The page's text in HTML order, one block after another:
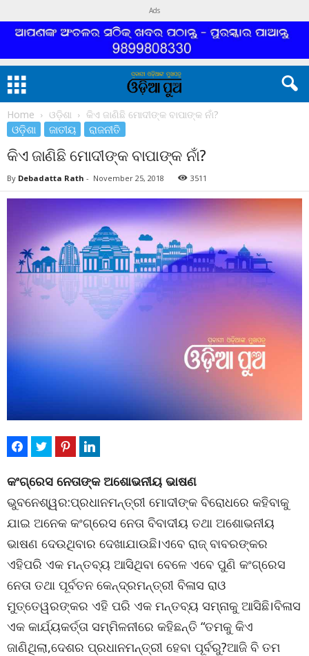
Ads
Home ଓଡ଼ିଶା କିଏ ଜାଣିଛି ମୋଦୀଙ୍କ ବାପାଙ୍କ ନାଁ?
ଓଡ଼ିଶା ଜାତୀୟ ରାଜନୀତି
କିଏ ଜାଣିଛି ମୋଦୀଙ୍କ ବାପାଙ୍କ ନାଁ?
By Debadatta Rath - November 25, 2018 3511
କଂଗ୍ରେସ ନେତାଙ୍କ ଅଶୋଭନୀୟ ଭାଷଣ
ଭୁବନେଶ୍ୱର:ପ୍ରଧାନମନ୍ତ୍ରୀ ମୋଦୀଙ୍କ ବିରୋଧରେ କହିବାକୁ
ଯାଇ ଅନେକ କଂଗ୍ରେସ ନେତା ବିବାଦୀୟ ତଥା ଅଶୋଭନୀୟ
ଭାଷଣ ଦେଉଥିବାର ଦେଖାଯାଉଛି।ଏବେ ରାଜ୍ ବାବରଙ୍କର
ଏହିପରି ଏକ ମନ୍ତବ୍ୟ ଆସିଥିବା ବେଳେ ଏବେ ପୁଣି କଂଗ୍ରେସ
ନେତା ତଥା ପୂର୍ବତନ କେନ୍ଦ୍ରମନ୍ତ୍ରୀ ବିଳାସ ରାଓ
ମୁତ୍ତେୱରଙ୍କର ଏହି ପରି ଏକ ମନ୍ତବ୍ୟ ସମ୍ନାକୁ ଆସିଛି।ବିଳାସ
ଏକ କାର୍ଯ୍ୟକର୍ତ୍ତା ସମ୍ମିଳନୀରେ କହିଛନ୍ତି “ତମକୁ କିଏ
ଜାଣିଥିଲା,ଦେଶର ପ୍ରଧାନମନ୍ତ୍ରୀ ହେବା ପୂର୍ବରୁ?ଆଜି ବି ତମ